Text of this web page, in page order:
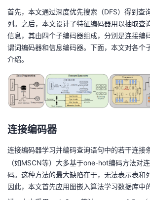
的
课
程
我
的
认
证
我
的
实
验
我
的
收
藏
持
建
议
_
{
2
},
_
{
m
F
_
{
2
...
,
F
_
m
}
C
(
q
),
q
))
首先，本文通过深度优先搜索（DFS）得到查
列。之后，本文设计了特征编码器用以抽取查
信息，其由四个子编码器组成，分别是连接编
谓词编码器和信息编码器。下面，本文对各个
介绍。
连接编码器
连接编码器学习并编码查询语句中的若干连接
（如MSCN等）大多基于one-hot编码方法对
码。这种方法的最大缺陷在于，无法表示表和
因此，本文首先应用图嵌入算法学习数据库中